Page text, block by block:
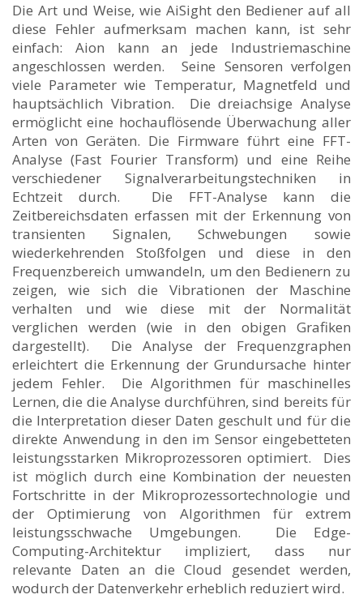
Die Art und Weise, wie AiSight den Bediener auf all
diese Fehler aufmerksam machen kann, ist sehr
einfach: Aion kann an jede Industriemaschine
angeschlossen werden. Seine Sensoren verfolgen
viele Parameter wie Temperatur, Magnetfeld und
hauptsächlich Vibration. Die dreiachsige Analyse
ermöglicht eine hochauflösende Überwachung aller
Arten von Geräten. Die Firmware führt eine FFT-
Analyse (Fast Fourier Transform) und eine Reihe
verschiedener Signalverarbeitungstechniken in
Echtzeit durch. Die FFT-Analyse kann die
Zeitbereichsdaten erfassen mit der Erkennung von
transienten Signalen, Schwebungen sowie
wiederkehrenden Stoßfolgen und diese in den
Frequenzbereich umwandeln, um den Bedienern zu
zeigen, wie sich die Vibrationen der Maschine
verhalten und wie diese mit der Normalität
verglichen werden (wie in den obigen Grafiken
dargestellt). Die Analyse der Frequenzgraphen
erleichtert die Erkennung der Grundursache hinter
jedem Fehler. Die Algorithmen für maschinelles
Lernen, die die Analyse durchführen, sind bereits für
die Interpretation dieser Daten geschult und für die
direkte Anwendung in den im Sensor eingebetteten
leistungsstarken Mikroprozessoren optimiert. Dies
ist möglich durch eine Kombination der neuesten
Fortschritte in der Mikroprozessortechnologie und
der Optimierung von Algorithmen für extrem
leistungsschwache Umgebungen. Die Edge-
Computing-Architektur impliziert, dass nur
relevante Daten an die Cloud gesendet werden,
wodurch der Datenverkehr erheblich reduziert wird.